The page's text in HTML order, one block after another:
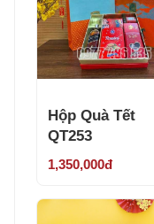
Hộp Quà Tết
QT253
1,350,000đ